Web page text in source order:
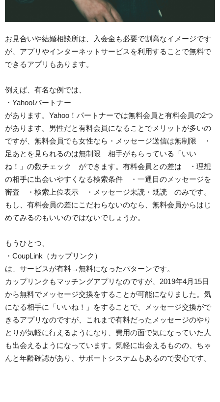
お見合いや結婚相談所は、入会金も必要で割高なイメージです
が、アプリやインターネットサービスを利用することで無料で
できるアプリもあります。
例えば、有名な例では、
・Yahoo!パートナー
があります。Yahoo！パートナーでは無料会員と有料会員の2つ
があります。男性だと有料会員になることでメリットが多いの
ですが、無料会員でも女性なら・メッセージ送信は無制限 ・
足あとを見られるのは無制限 相手がもらっている「いい
ね！」の数チェック ができます。有料会員との差は ・理想
の相手に出会いやすくなる検索条件 ・一通目のメッセージを
審査 ・検索上位表示 ・メッセージ未読・既読 のみです。
もし、有料会員の差にこだわらないのなら、無料会員からはじ
めてみるのもいいのではないでしょうか。
もうひとつ、
・CoupLink（カップリンク）
は、サービスが有料→無料になったパターンです。
カップリンクもマッチングアプリなのですが、2019年4月15日
から無料でメッセージ交換をすることが可能になりました。気
になる相手に「いいね！」をすることで、メッセージ交換がで
きるアプリなのですが、これまで有料だったメッセージのやり
とりが気軽に行えるようになり、費用の面で気になっていた人
も出会えるようになっています。気軽に出会えるものの、ちゃ
んと年齢確認があり、サポートシステムもあるので安心です。